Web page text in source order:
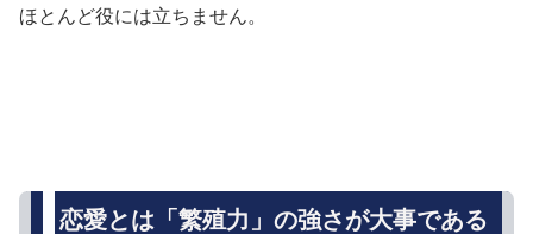
ほとんど役には立ちません。
恋愛とは「繁殖力」の強さが大事である